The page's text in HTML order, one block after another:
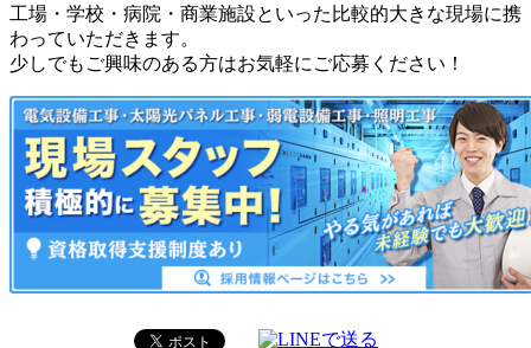
工場・学校・病院・商業施設といった比較的大きな現場に携
わっていただきます。
少しでもご興味のある方はお気軽にご応募ください！